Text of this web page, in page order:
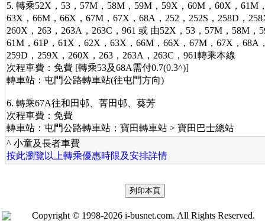
5. 轉乘52X，53，57M，58M，59M，59X，60M，60X，61M
63X，66M，66X，67M，67X，68A，252，252S，258D，
260X，263，263A，263C，961 或 由52X，53，57M，58M，
61M，61P，61X，62X，63X，66M，66X，67M，67X，68A
259D，259X，260X，263，263A，263C，961轉乘本線
次程車費：免費 [轉乘53及68A需付0.7(0.3^)]
轉車站：屯門公路轉車站(往屯門方向)
6. 轉乘67A往和田邨、菁田邨、葵芳
次程車費：免費
轉車站：屯門公路轉車站；寶田轉車站 > 寶田巴士總站
^ 小童及長者車費
按此瀏覽以上轉乘優惠時限及安排詳情
Copyright © 1998-2026 i-busnet.com. All Rights Reserved.